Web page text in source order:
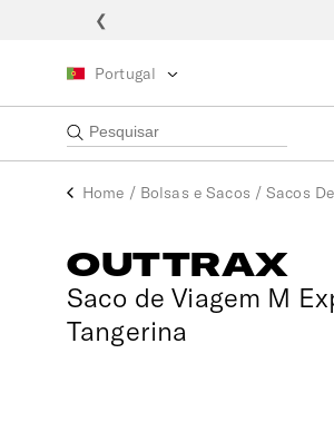
❮
Portugal
Home / Bolsas e Sacos / Sacos
OUTTRAX
Saco de Viagem M
Tangerina